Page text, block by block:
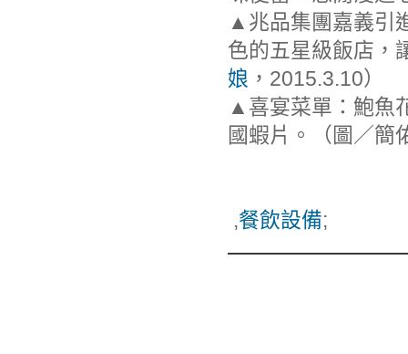
▲兆品集團嘉義引
色的五星級飯店，
娘 ，2015.3.10）
▲喜宴菜單：鮑魚
國蝦片。（圖／簡
,餐飲設備;